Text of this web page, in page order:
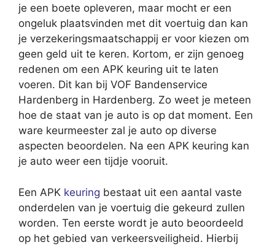
je een boete opleveren, maar mocht er een
ongeluk plaatsvinden met dit voertuig dan kan
je verzekeringsmaatschappij er voor kiezen om
geen geld uit te keren. Kortom, er zijn genoeg
redenen om een APK keuring uit te laten
voeren. Dit kan bij VOF Bandenservice
Hardenberg in Hardenberg. Zo weet je meteen
hoe de staat van je auto is op dat moment. Een
ware keurmeester zal je auto op diverse
aspecten beoordelen. Na een APK keuring kan
je auto weer een tijdje vooruit.
Een APK keuring bestaat uit een aantal vaste
onderdelen van je voertuig die gekeurd zullen
worden. Ten eerste wordt je auto beoordeeld
op het gebied van verkeersveiligheid. Hierbij